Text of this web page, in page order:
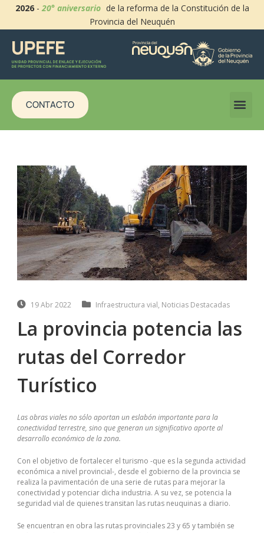
2026-20° aniversario de la reforma de la Constitución de la
Provincia del Neuquén
CONTACTO
19 Abr 2022 Infraestructura vial, Noticias Destacadas
La provincia potencia las
rutas del Corredor
Turístico
Las obras viales no sólo aportan un eslabón importante para la
conectividad terrestre, sino que generan un significativo aporte al
desarrollo económico de la zona.
Con el objetivo de fortalecer el turismo -que es la segunda actividad
económica a nivel provincial-, desde el gobierno de la provincia se
realiza la pavimentación de una serie de rutas para mejorar la
conectividad y potenciar dicha industria. A su vez, se potencia la
seguridad vial de quienes transitan las rutas neuquinas a diario.
Se encuentran en obra las rutas provinciales 23 y 65 y también se